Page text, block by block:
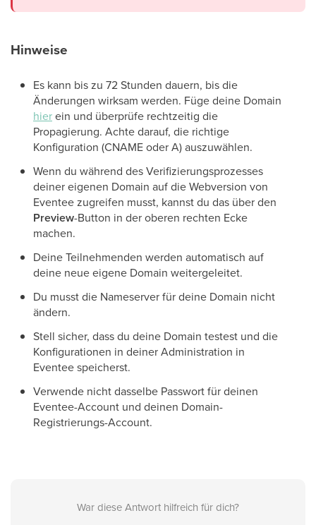
Hinweise
Es kann bis zu 72 Stunden dauern, bis die
Änderungen wirksam werden. Füge deine Domain
hierein und überprüfe rechtzeitig die
Propagierung. Achte darauf, die richtige
Konfiguration (CNAME oder A) auszuwählen.
Wenn du während des Verifizierungsprozesses
deiner eigenen Domain auf die Webversion von
Eventee zugreifen musst, kannst du das über den
Preview-Button in der oberen rechten Ecke
machen.
Deine Teilnehmenden werden automatisch auf
deine neue eigene Domain weitergeleitet.
Du musst die Nameserver für deine Domain nicht
ändern.
Stell sicher, dass du deine Domain testest und die
Konfigurationen in deiner Administration in
Eventee speicherst.
Verwende nicht dasselbe Passwort für deinen
Eventee-Account und deinen Domain-
Registrierungs-Account.
War diese Antwort hilfreich für dich?